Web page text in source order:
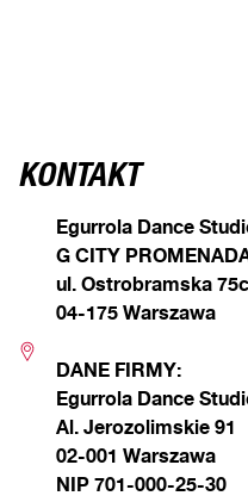
KONTAKT
Egurrola Dance
G CITY
ul. Ostrobramska 75c
04-175 Warszawa
DANE FIRMY:
Egurrola Dance
Al. Jerozolimskie 91
02-001 Warszawa
NIP 701-000-25-30